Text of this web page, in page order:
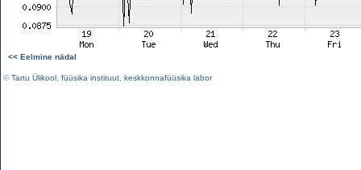
<< Eelmine nädal
©Tartu Ülikool füüsika instituut keskkonnafüüsika labor